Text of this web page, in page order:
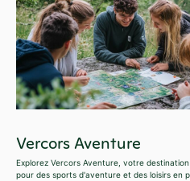
Vercors Aventure
Explorez Vercors Aventure, votre
pour des sports d'aventure et des loisirs en